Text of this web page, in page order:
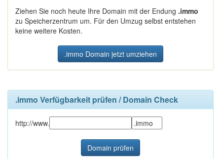
Ziehen Sie noch heute Ihre Domain mit der Endung .immo
zu Speicherzentrum um. Für den Umzug selbst entstehen
keine weitere Kosten.
.immo Domain jetzt umziehen
.immo Verfügbarkeit prüfen / Domain Check
http://www.